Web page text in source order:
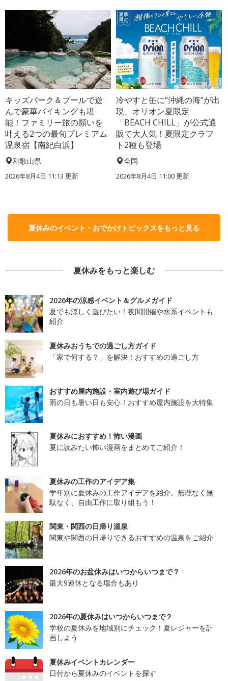
キッズパーク＆プールで遊
んで豪華バイキングも堪
能！ファミリー旅の願いを
叶える2つの最旬プレミアム
温泉宿【南紀白浜】
和歌山県
2026年8月4日 11:13 更新
冷やすと缶に“沖縄の海”が出
現、オリオン夏限定
「BEACH CHILL」が公式通
販で大人気！夏限定クラフ
ト2種も登場
全国
2026年8月4日 11:00更新
夏休みのイベント・おでかけトピックスをもっと見る
夏休みをもっと楽しむ
2026年の涼感イベント＆グルメガイド
夏でも涼しく遊びたい！夜間開催や水系イベントも
紹介
夏休みおうちでの過ごし方ガイド
「家で何する？」を解決！おすすめの過ごし方
おすすめ屋内施設・室内遊び場ガイド
雨の日も暑い日も安心！おすすめ屋内施設を大特集
夏休みにおすすめ！怖い漫画
夏に読みたい怖い漫画をまとめてご紹介！
夏休みの工作のアイデア集
学年別に夏休みの工作アイデアを紹介。無理なく無
駄なく、自由工作に取り組もう！
関東・関西の日帰り温泉
関東や関西の日帰りできるおすすめの温泉をご紹介
2026年のお盆休みはいつからいつまで？
最大9連休となる場合もあり
2026年の夏休みはいつからいつまで？
学校の夏休みを地域別にチェック！夏レジャーを計
画しよう
夏休みイベントカレンダー
日付から夏休みのイベントを探す